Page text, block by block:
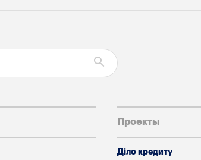
Проекты
Діло кредиту